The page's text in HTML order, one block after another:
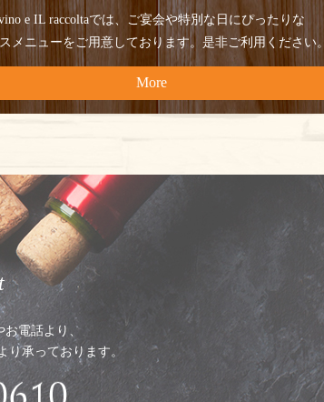
e IL raccoltaでは、
ご宴会や特別な日にぴったりな
メニューをご用意しております。 是非ご利用ください。
More
お電話より、
り承っております。